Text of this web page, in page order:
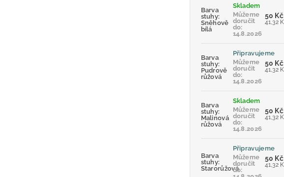
Barva
stuhy:
Sněhově
bílá
Skladem
Můžeme
doručit
do:
14.8.2026
50 Kč
Barva
stuhy:
Pudrově
růžová
Připravujeme
Můžeme
doručit
do:
14.8.2026
50 Kč
Barva
stuhy:
Malinová
růžová
Skladem
Můžeme
doručit
do:
14.8.2026
50 Kč
Barva
stuhy:
Starorůžová
Připravujeme
Můžeme
doručit
do:
50 Kč